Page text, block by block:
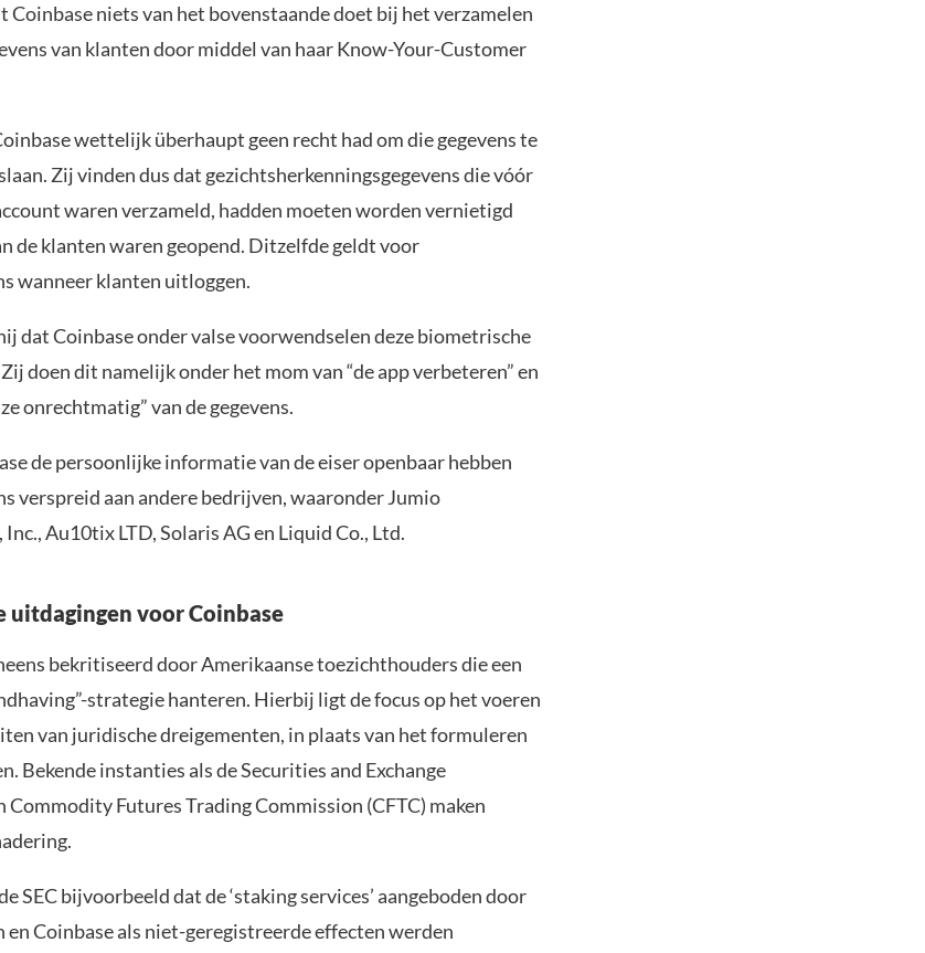
Coinbase niets van het bovenstaande doet bij het verzamelen
van klanten door middel van haar Know-Your-Customer
wettelijk überhaupt geen recht had om die gegevens te
Zij vinden dus dat gezichtsherkenningsgegevens die vóór
waren verzameld, hadden moeten worden vernietigd
de klanten waren geopend. Ditzelfde geldt voor
wanneer klanten uitloggen.
dat Coinbase onder valse voorwendselen deze biometrische
doen dit namelijk onder het mom van “de app verbeteren” en
onrechtmatig” van de gegevens.
de persoonlijke informatie van de eiser openbaar hebben
verspreid aan andere bedrijven, waaronder Jumio
Au10tix LTD, Solaris AG en Liquid Co., Ltd.
uitdagingen voor Coinbase
bekritiseerd door Amerikaanse toezichthouders die een
strategie hanteren. Hierbij ligt de focus op het voeren
van juridische dreigementen, in plaats van het formuleren
Bekende instanties als de Securities and Exchange
Commodity Futures Trading Commission (CFTC) maken
SEC bijvoorbeeld dat de ‘staking services’ aangeboden door
en Coinbase als niet-geregistreerde effecten werden